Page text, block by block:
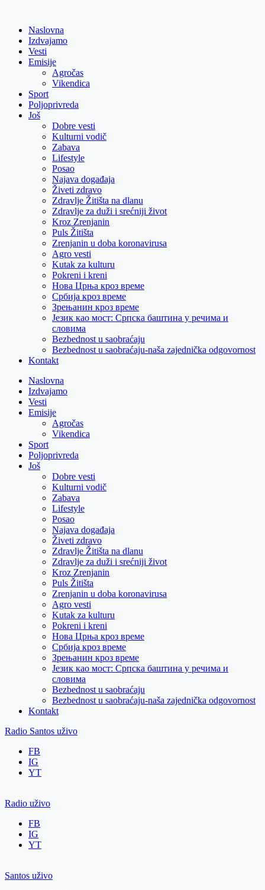
contentNaslovna
Izdvajamo
Vesti
Emisije
Agročas
Vikendica
Sport
Poljoprivreda
Još
Dobre vesti
Kulturni vodič
Zabava
Lifestyle
Posao
Najava događaja
Živeti zdravo
Zdravlje Žitišta na dlanu
Zdravlje za duži i srećniji život
Kroz Zrenjanin
Puls Žitišta
Zrenjanin u doba koronavirusa
Agro vesti
Kutak za kulturu
Pokreni i kreni
Нова Црња кроз време
Србија кроз време
Зрењанин кроз време
Језик као мост: Српска баштина у речима и
словима
Bezbednost u saobraćaju
Bezbednost u saobraćaju-naša zajednička odgovornost
Kontakt
Naslovna
Izdvajamo
Vesti
Emisije
Agročas
Vikendica
Sport
Poljoprivreda
Još
Dobre vesti
Kulturni vodič
Zabava
Lifestyle
Posao
Najava događaja
Živeti zdravo
Zdravlje Žitišta na dlanu
Zdravlje za duži i srećniji život
Kroz Zrenjanin
Puls Žitišta
Zrenjanin u doba koronavirusa
Agro vesti
Kutak za kulturu
Pokreni i kreni
Нова Црња кроз време
Србија кроз време
Зрењанин кроз време
Језик као мост: Српска баштина у речима и
словима
Bezbednost u saobraćaju
Bezbednost u saobraćaju-naša zajednička odgovornost
Kontakt
Radio Santos uživo
FB
IG
YT
Radio uživo
FB
IG
YT
Santos uživo